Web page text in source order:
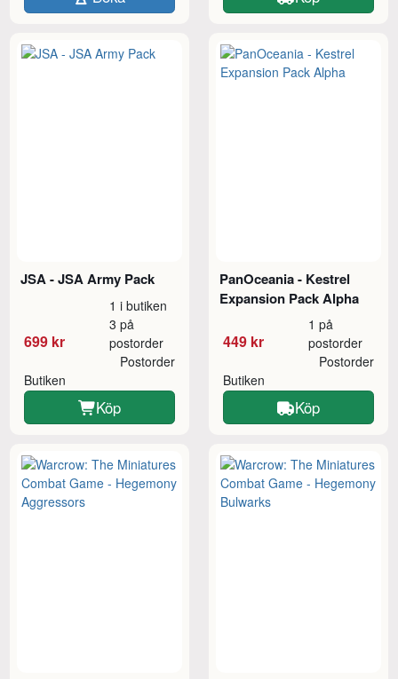
JSA - JSA Army Pack
699 kr
1 i butiken
3 på
postorder
Butiken
Postorder
Köp
PanOceania - Kestrel
Expansion Pack Alpha
449 kr
1 på
postorder
Butiken
Postorder
Köp